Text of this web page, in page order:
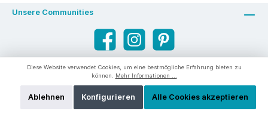
Unsere Communities
* Alle Preise inkl. gesetzl. Mehrwertsteuer zzgl.Versandkosten
und ggf. Nachnahmegebühren, wenn nicht anders angegeben.
Diese Website verwendet Cookies, um eine bestmögliche Erfahrung bieten zu
können.
Mehr Informationen ...
Ablehnen Konfigurieren Alle Cookies akzeptieren